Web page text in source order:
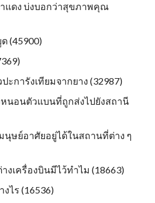
แดง บ่งบอกว่าสุขภาพคุณ
(45900)
ะการังเทียมจากยาง (32987)
นอนตัวแบนที่ถูกส่งไปยังสถานี
ษย์อาศัยอยู่ได้ในสถานที่ต่าง ๆ
งเครื่องบินมีไว้ทำไม (18663)
ไร (16536)